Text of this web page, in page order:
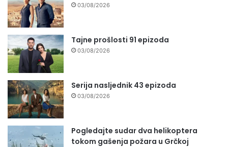
03/08/2026
Tajne prošlosti 91 epizoda
03/08/2026
Serija nasljednik 43 epizoda
03/08/2026
Pogledajte sudar dva helikoptera
tokom gašenja požara u Grčkoj